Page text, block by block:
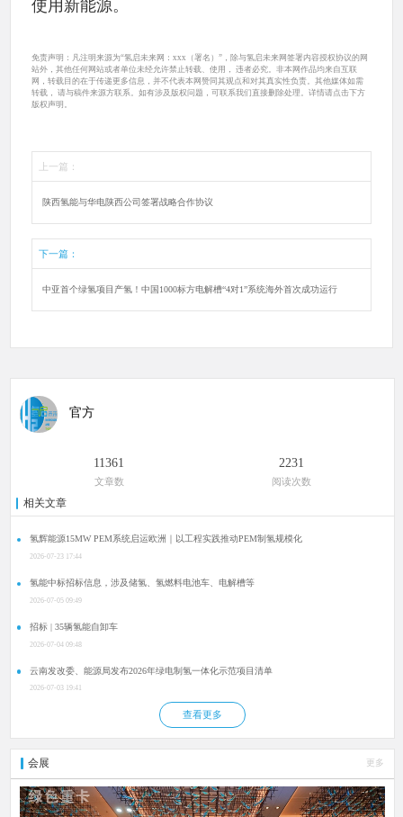
使用新能源。
免责声明：凡注明来源为“氢启未来网：xxx（署名）”，除与氢启未来网签署内容授权协议的网
站外，其他任何网站或者单位未经允许禁止转载、使用， 违者必究。非本网作品均来自互联
网，转载目的在于传递更多信息，并不代表本网赞同其观点和对其真实性负责。其他媒体如需
转载， 请与稿件来源方联系。如有涉及版权问题，可联系我们直接删除处理。详情请点击下方
版权声明。
上一篇：
陕西氢能与华电陕西公司签署战略合作协议
下一篇：
中亚首个绿氢项目产氢！中国1000标方电解槽“4对1”系统海外首次成功运行
官方
11361
文章数
2231
阅读次数
相关文章
氢辉能源15MW PEM系统启运欧洲｜以工程实践推动PEM制氢规模化
2026-07-23 17:44
氢能中标招标信息，涉及储氢、氢燃料电池车、电解槽等
2026-07-05 09:49
招标 | 35辆氢能自卸车
2026-07-04 09:48
云南发改委、能源局发布2026年绿电制氢一体化示范项目清单
2026-07-03 19:41
查看更多
会展 更多